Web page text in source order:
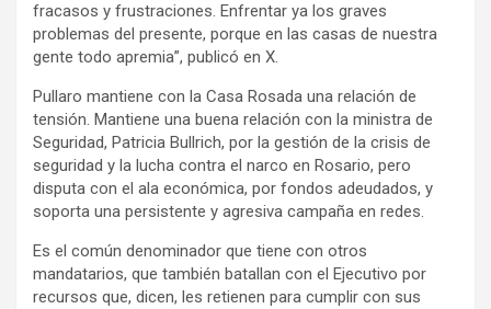
fracasos y frustraciones. Enfrentar ya los graves
problemas del presente, porque en las casas de nuestra
gente todo apremia”, publicó en X.
Pullaro mantiene con la Casa Rosada una relación de
tensión. Mantiene una buena relación con la ministra de
Seguridad, Patricia Bullrich, por la gestión de la crisis de
seguridad y la lucha contra el narco en Rosario, pero
disputa con el ala económica, por fondos adeudados, y
soporta una persistente y agresiva campaña en redes.
Es el común denominador que tiene con otros
mandatarios, que también batallan con el Ejecutivo por
recursos que, dicen, les retienen para cumplir con sus